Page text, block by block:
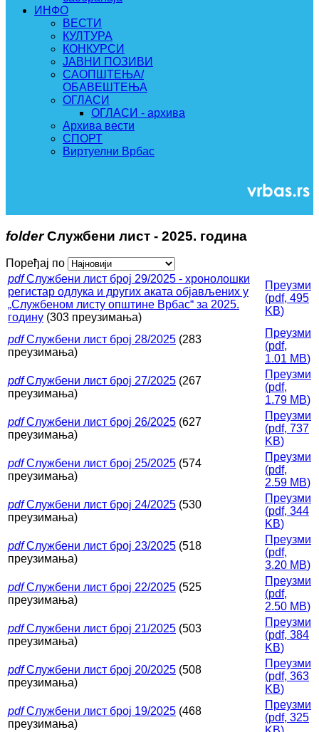
ИНФО
ВЕСТИ
КУЛТУРА
КОНКУРСИ
ЈАВНИ ПОЗИВИ
САОПШТЕЊА/
ОБАВЕШТЕЊА
ОГЛАСИ
ОГЛАСИ - архива
Архива вести
СПОРТ
Виртуелни Врбас
folder Службени лист - 2025. година
Поређај по
pdf Службени лист број 29/2025 - хронолошки
регистар одлука и других аката објављених у
„Службеном листу општине Врбас“ за 2025.
годину (303 преузимања)
Преузми
(pdf, 495
KB)
pdf Службени лист број 28/2025 (283
преузимања)
Преузми
(pdf,
1.01 MB)
pdf Службени лист број 27/2025 (267
преузимања)
Преузми
(pdf,
1.79 MB)
pdf Службени лист број 26/2025 (627
преузимања)
Преузми
(pdf, 737
KB)
pdf Службени лист број 25/2025 (574
преузимања)
Преузми
(pdf,
2.59 MB)
pdf Службени лист број 24/2025 (530
преузимања)
Преузми
(pdf, 344
KB)
pdf Службени лист број 23/2025 (518
преузимања)
Преузми
(pdf,
3.20 MB)
pdf Службени лист број 22/2025 (525
преузимања)
Преузми
(pdf,
2.50 MB)
pdf Службени лист број 21/2025 (503
преузимања)
Преузми
(pdf, 384
KB)
pdf Службени лист број 20/2025 (508
преузимања)
Преузми
(pdf, 363
KB)
pdf Службени лист број 19/2025 (468
преузимања)
Преузми
(pdf, 325